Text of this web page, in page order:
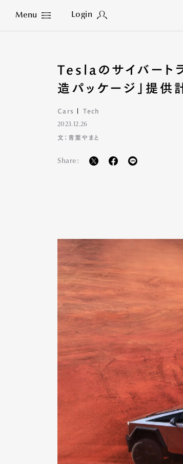
Menu Login
Close
Teslaのサイバート
造パッケージ」提供
Cars Tech
2023.12.26
文：青葉やまと
Share: